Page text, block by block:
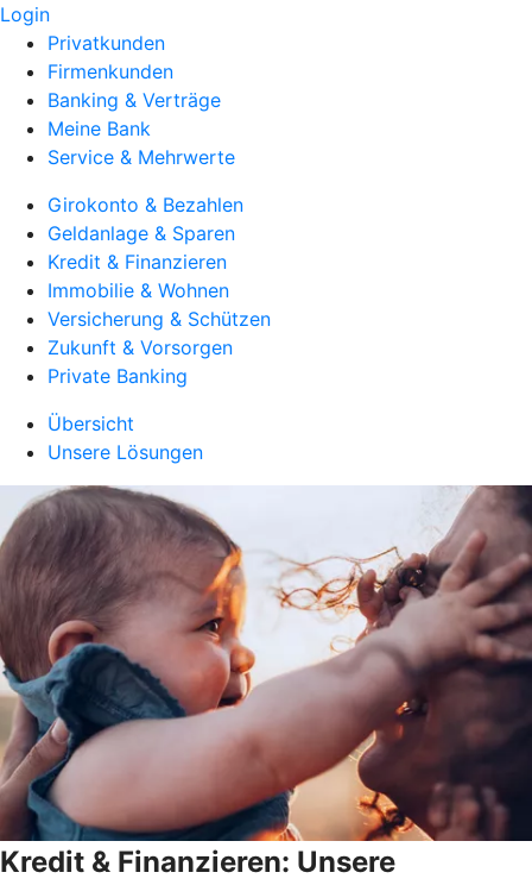
Login
Privatkunden
Firmenkunden
Banking & Verträge
Meine Bank
Service & Mehrwerte
Girokonto & Bezahlen
Geldanlage & Sparen
Kredit & Finanzieren
Immobilie & Wohnen
Versicherung & Schützen
Zukunft & Vorsorgen
Private Banking
Übersicht
Unsere Lösungen
Kredit & Finanzieren: Unsere